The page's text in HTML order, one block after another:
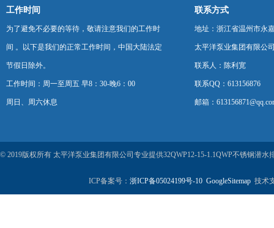
工作时间
为了避免不必要的等待，敬请注意我们的工作时
间 。以下是我们的正常工作时间，中国大陆法定
节假日除外。
工作时间：周一至周五 早8：30-晚6：00
周日、周六休息
联系方式
地址：浙江省温州市永
太平洋泵业集团有限公
联系人：陈利宽
联系QQ：613156876
邮箱：
© 2019版权所有 太平洋泵业集团有限公司专业提供32QWP12-15-1.1QWP不锈钢潜
ICP备案号： 浙ICP备05024199号-10 GoogleSitemap技术